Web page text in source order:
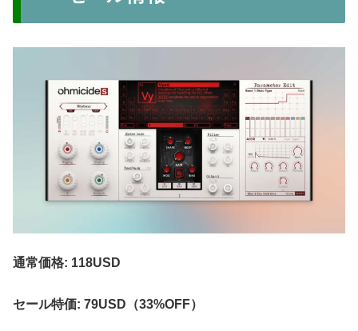
通常価格: 118USD
セール特価: 79USD（33%OFF）